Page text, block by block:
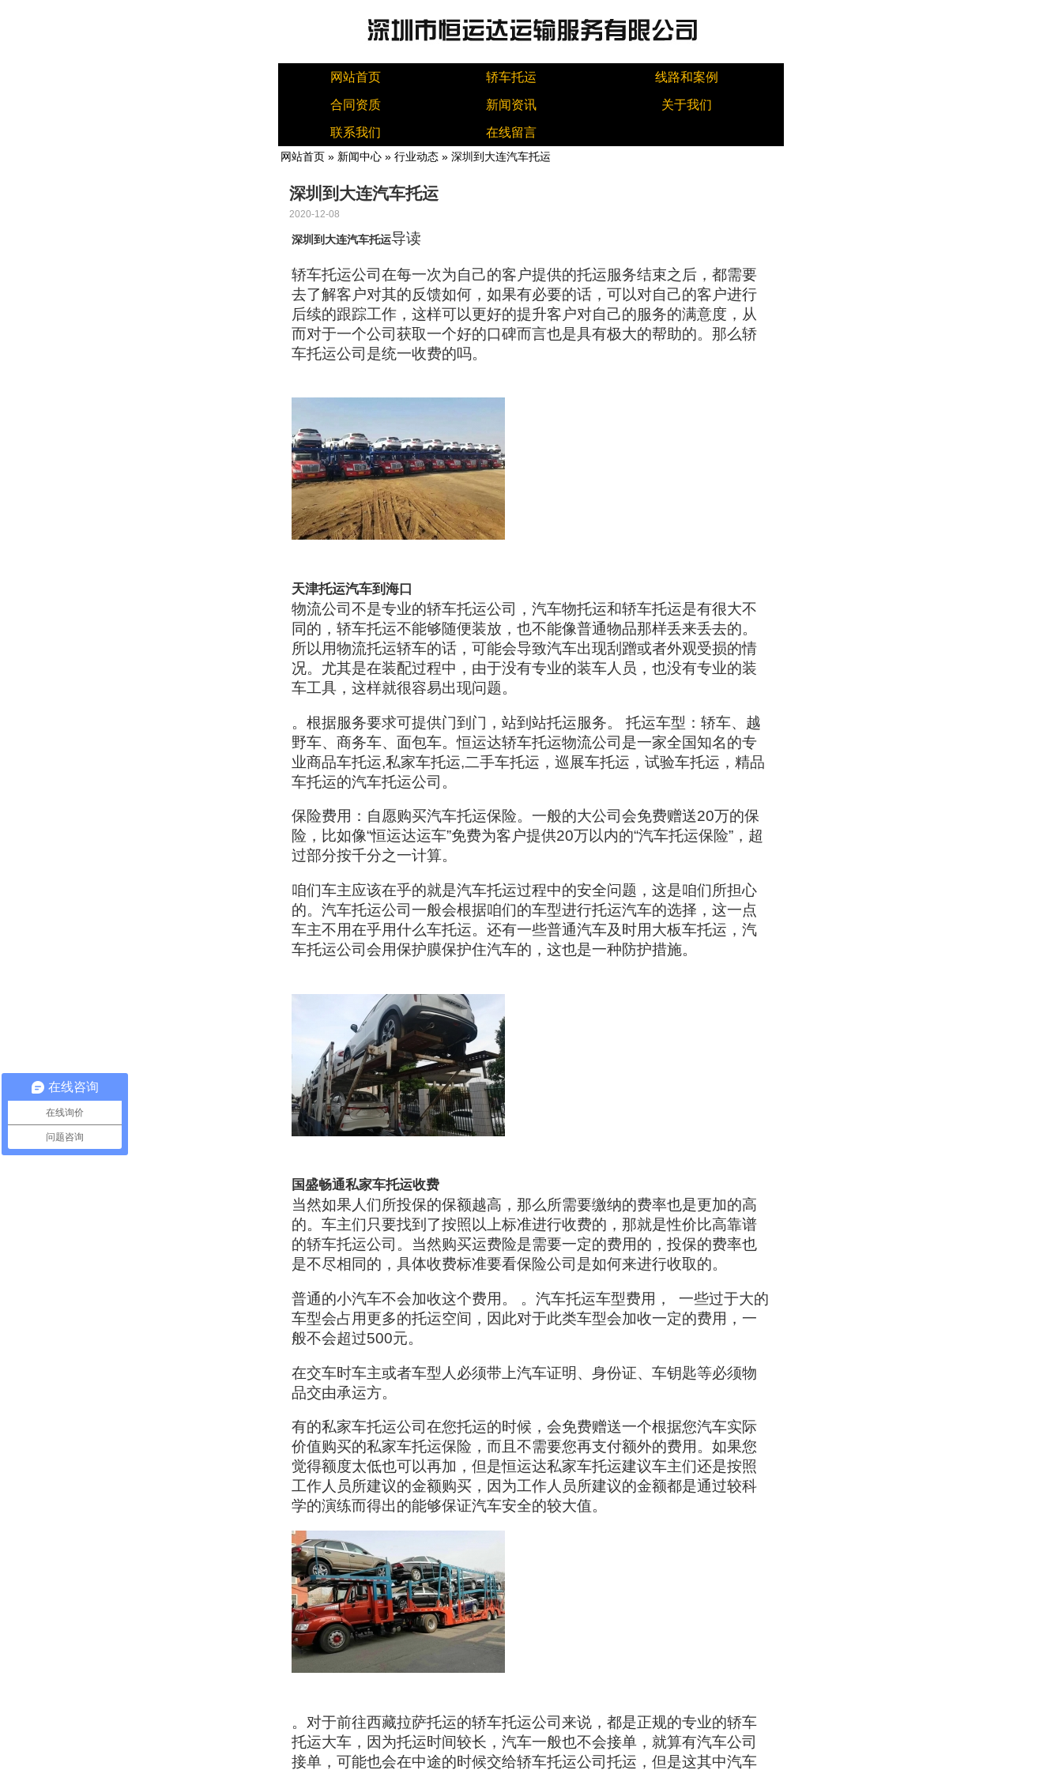
网站首页 轿车托运 线路和案例
合同资质 新闻资讯 关于我们
联系我们 在线留言
网站首页 » 新闻中心 » 行业动态 » 深圳到大连汽车托运
深圳到大连汽车托运
2020-12-08
深圳到大连汽车托运导读
轿车托运公司在每一次为自己的客户提供的托运服务结束之后，都需要
去了解客户对其的反馈如何，如果有必要的话，可以对自己的客户进行
后续的跟踪工作，这样可以更好的提升客户对自己的服务的满意度，从
而对于一个公司获取一个好的口碑而言也是具有极大的帮助的。那么轿
车托运公司是统一收费的吗。
天津托运汽车到海口
物流公司不是专业的轿车托运公司，汽车物托运和轿车托运是有很大不
同的，轿车托运不能够随便装放，也不能像普通物品那样丢来丢去的。
所以用物流托运轿车的话，可能会导致汽车出现刮蹭或者外观受损的情
况。尤其是在装配过程中，由于没有专业的装车人员，也没有专业的装
车工具，这样就很容易出现问题。
。根据服务要求可提供门到门，站到站托运服务。 托运车型：轿车、越
野车、商务车、面包车。恒运达轿车托运物流公司是一家全国知名的专
业商品车托运,私家车托运,二手车托运，巡展车托运，试验车托运，精品
车托运的汽车托运公司。
保险费用：自愿购买汽车托运保险。一般的大公司会免费赠送20万的保
险，比如像“恒运达运车”免费为客户提供20万以内的“汽车托运保险”，超
过部分按千分之一计算。
咱们车主应该在乎的就是汽车托运过程中的安全问题，这是咱们所担心
的。汽车托运公司一般会根据咱们的车型进行托运汽车的选择，这一点
车主不用在乎用什么车托运。还有一些普通汽车及时用大板车托运，汽
车托运公司会用保护膜保护住汽车的，这也是一种防护措施。
国盛畅通私家车托运收费
当然如果人们所投保的保额越高，那么所需要缴纳的费率也是更加的高
的。车主们只要找到了按照以上标准进行收费的，那就是性价比高靠谱
的轿车托运公司。当然购买运费险是需要一定的费用的，投保的费率也
是不尽相同的，具体收费标准要看保险公司是如何来进行收取的。
普通的小汽车不会加收这个费用。 。汽车托运车型费用， 一些过于大的
车型会占用更多的托运空间，因此对于此类车型会加收一定的费用，一
般不会超过500元。
在交车时车主或者车型人必须带上汽车证明、身份证、车钥匙等必须物
品交由承运方。
有的私家车托运公司在您托运的时候，会免费赠送一个根据您汽车实际
价值购买的私家车托运保险，而且不需要您再支付额外的费用。如果您
觉得额度太低也可以再加，但是恒运达私家车托运建议车主们还是按照
工作人员所建议的金额购买，因为工作人员所建议的金额都是通过较科
学的演练而得出的能够保证汽车安全的较大值。
。对于前往西藏拉萨托运的轿车托运公司来说，都是正规的专业的轿车
托运大车，因为托运时间较长，汽车一般也不会接单，就算有汽车公司
接单，可能也会在中途的时候交给轿车托运公司托运，但是这其中汽车
在线咨询
在线询价
问题咨询